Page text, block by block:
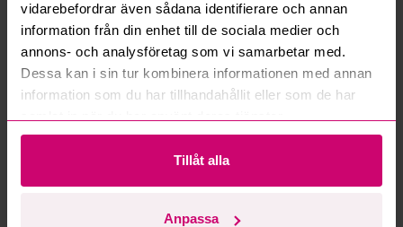
vidarebefordrar även sådana identifierare och annan
information från din enhet till de sociala medier och
annons- och analysföretag som vi samarbetar med.
Dessa kan i sin tur kombinera informationen med annan
information som du har tillhandahållit eller som de har
Tillåt alla
Anpassa
Kan ni frakta mina vunna objekt?
Läs fler frågor och svar
Mer från samma kategori